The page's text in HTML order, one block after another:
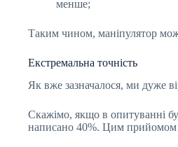
менше;
Таким чином, маніпулятор
Екстремальна точність
Як вже зазначалося, ми дуже
Скажімо, якщо в опитуванні
написано 40%. Цим прийомом